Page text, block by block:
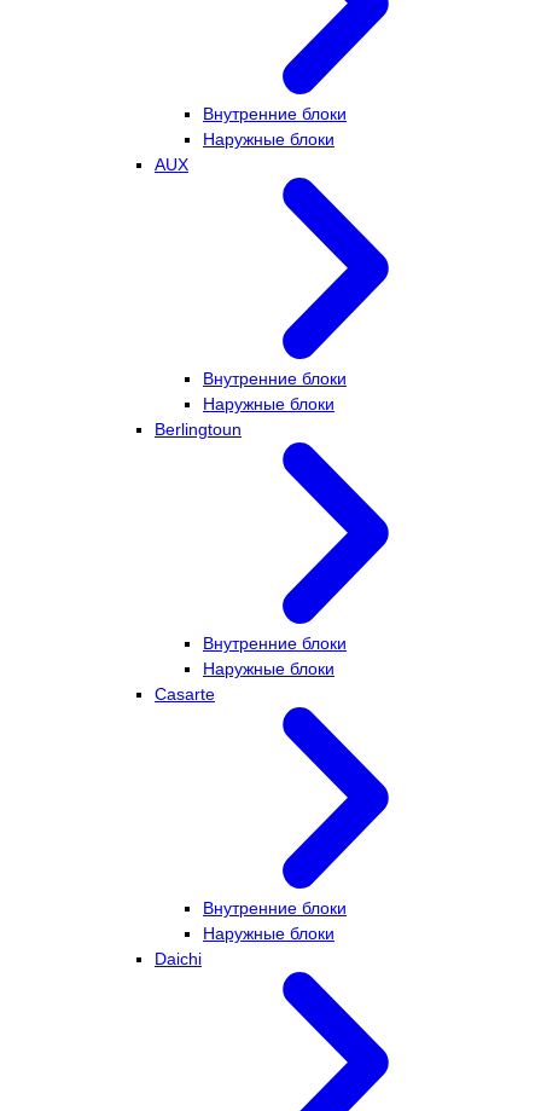
Внутренние блоки
Наружные блоки
AUX
Внутренние блоки
Наружные блоки
Berlingtoun
Внутренние блоки
Наружные блоки
Casarte
Внутренние блоки
Наружные блоки
Daichi